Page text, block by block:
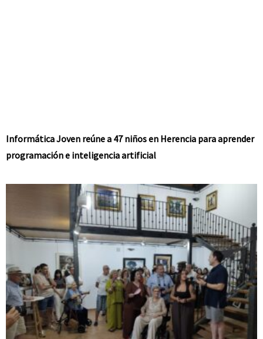
Informática Joven reúne a 47 niños en Herencia para aprender
programación e inteligencia artificial